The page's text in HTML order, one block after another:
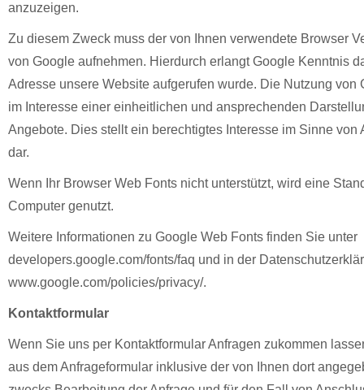
anzuzeigen.
Zu diesem Zweck muss der von Ihnen verwendete Browser
von Google aufnehmen. Hierdurch erlangt Google Kenntnis
Adresse unsere Website aufgerufen wurde. Die Nutzung von
im Interesse einer einheitlichen und ansprechenden
Angebote. Dies stellt ein berechtigtes Interesse im Sinne von
dar.
Wenn Ihr Browser Web Fonts nicht unterstützt, wird eine
Computer genutzt.
Weitere Informationen zu Google Web Fonts finden Sie unter
developers.google.com/fonts/faq und in der
www.google.com/policies/privacy/.
Kontaktformular
Wenn Sie uns per Kontaktformular Anfragen zukommen
aus dem Anfrageformular inklusive der von Ihnen dort